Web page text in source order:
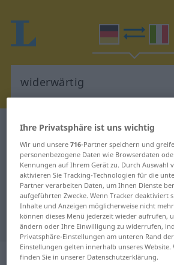
Deutsch-Italienisch Wörterbuch
Deutsch-Italienisch
für "widerwärtig"
"widerwärtig"
Übersetzung
„widerwärtig“: Adjektiv
Ihre Privatsphäre ist uns wichtig
Wir und unsere716-Partner speichern und
personenbezogene Daten wie Browserdaten
Kennungen auf Ihrem Gerät zu. Durch Auswahl
aktivieren Sie Tracking-Technologien für die
Partner verarbeiten Daten, um Ihnen Dienste
aufgeführten Zwecke. Wenn Tracker deaktiviert
Inhalte und Anzeigen möglicherweise nicht
können dieses Menü jederzeit wieder aufrufen,
ändern oder Ihre Einwilligung zu widerrufen,
Privatsphäre-Einstellungen am unteren Rand
Einstellungen gelten innerhalb unseres
finden Sie in unserer Datenschutzerklärung.